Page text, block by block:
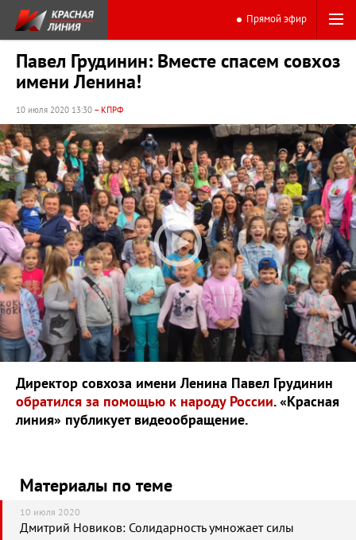
Прямой эфир
Павел Грудинин: Вместе спасем совхоз
имени Ленина!
10 июля 2020 13:30 – КПРФ
Директор совхоза имени Ленина Павел Грудинин
обратился за помощью к народу России. «Красная
линия» публикует видеообращение.
Материалы по теме
10 июля 2020
Дмитрий Новиков: Солидарность умножает силы